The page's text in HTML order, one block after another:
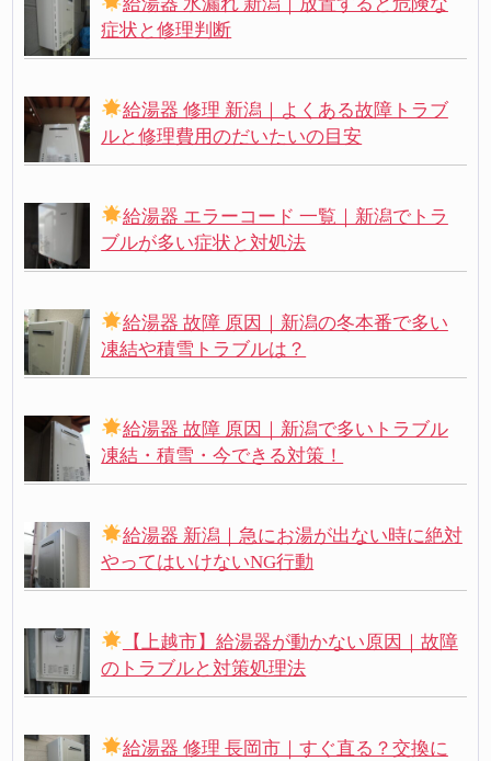
症状と修理判断
給湯器 修理 新潟｜よくある故障トラブ
ルと修理費用のだいたいの目安
給湯器 エラーコード 一覧｜新潟でトラ
ブルが多い症状と対処法
給湯器 故障 原因｜新潟の冬本番で多い
凍結や積雪トラブルは？
給湯器 故障 原因｜新潟で多いトラブル
凍結・積雪・今できる対策！
給湯器 新潟｜急にお湯が出ない時に絶対
やってはいけないNG行動
【上越市】給湯器が動かない原因｜故障
のトラブルと対策処理法
給湯器 修理 長岡市｜すぐ直る？交換に